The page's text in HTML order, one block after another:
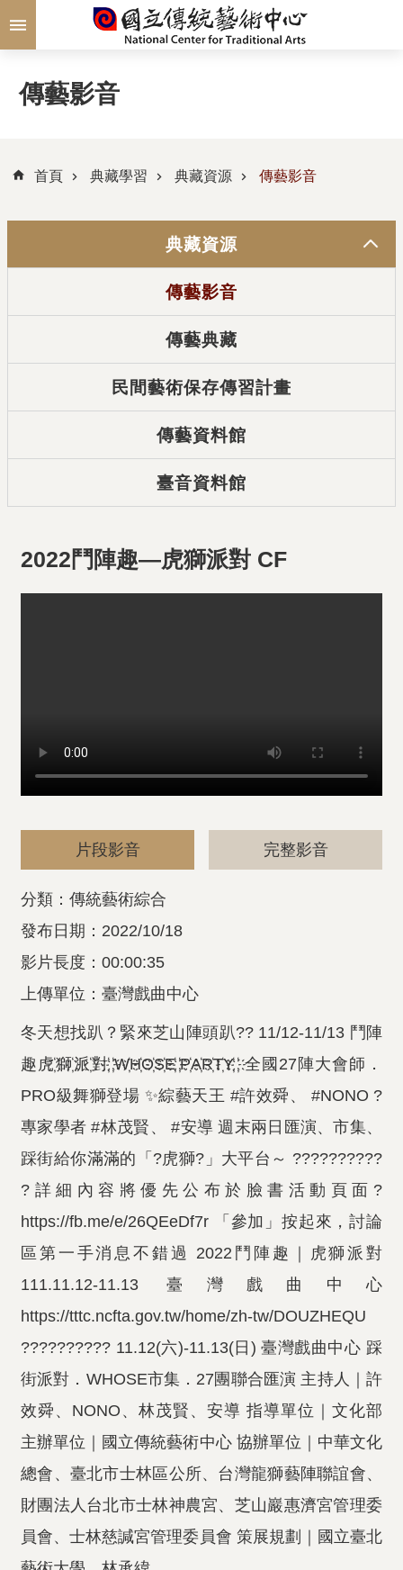
跳到主要內容區塊
傳藝影音
首頁 典藏學習 典藏資源 傳藝影音
典藏資源
傳藝影音
傳藝典藏
民間藝術保存傳習計畫
傳藝資料館
臺音資料館
2022鬥陣趣—虎獅派對 CF
片段影音 完整影音
分類：傳統藝術綜合
發布日期：2022/10/18
影片長度：00:00:35
上傳單位：臺灣戲曲中心
冬天想找趴？緊來芝山陣頭趴?? 11/12-11/13 鬥陣
趣虎҉獅҉派҉對҉ ҉W҉H҉O҉S҉E҉ ҉P҉A҉R҉T҉Y҉ ҉ 全國27陣大會師．
PRO級舞獅登場 ✨綜藝天王 #許效舜、 #NONO ?
專家學者 #林茂賢、 #安導 週末兩日匯演、市集、
踩街給你滿滿的「?虎獅?」大平台～ ??????????
?詳細內容將優先公布於臉書活動頁面?
https://fb.me/e/26QEeDf7r 「參加」按起來，討論
區第一手消息不錯過 2022鬥陣趣｜虎獅派對
111.11.12-11.13 臺灣戲曲中心
https://tttc.ncfta.gov.tw/home/zh-tw/DOUZHEQU
?????????? 11.12(六)-11.13(日) 臺灣戲曲中心 踩
街派對．WHOSE市集．27團聯合匯演 主持人｜許
效舜、NONO、林茂賢、安導 指導單位｜文化部
主辦單位｜國立傳統藝術中心 協辦單位｜中華文化
總會、臺北市士林區公所、台灣龍獅藝陣聯誼會、
財團法人台北市士林神農宮、芝山巖惠濟宮管理委
員會、士林慈諴宮管理委員會 策展規劃｜國立臺北